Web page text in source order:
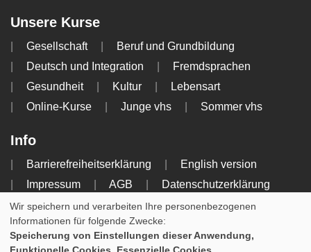
Unsere Kurse
Gesellschaft
Beruf und Grundbildung
Deutsch und Integration
Fremdsprachen
Gesundheit
Kultur
Lebensart
Online-Kurse
Junge vhs Sommer vhs
Info
Barrierefreiheitserklärung
English version
Impressum
AGB
Datenschutzerklärung
Widerrufsbelehrung
Cookie Einstellungen
Wir speichern und verarbeiten Ihre personenbezogenen
Informationen für folgende Zwecke:
Speicherung von Einstellungen dieser Anwendung,